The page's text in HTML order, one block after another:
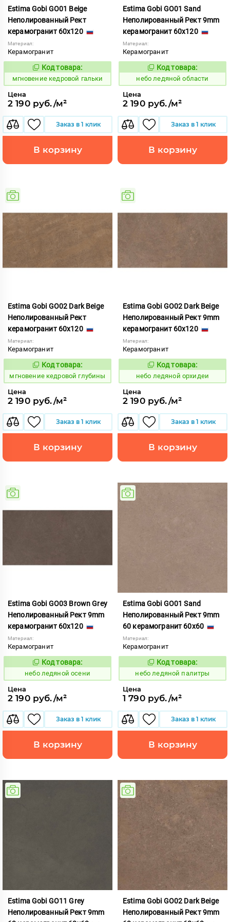
Estima Gobi GO01 Beige
Неполированный Рект
керамогранит 60x120
Материал:
Керамогранит
942265
Код товара:
мгновение кедровой гальки
Цена
2 190 руб./м²
Заказ в 1 клик
В корзину
Estima Gobi GO01 Sand
Неполированный Рект 9mm
керамогранит 60x120
Материал:
Керамогранит
1115063
Код товара:
небо ледяной области
Цена
2 190 руб./м²
Заказ в 1 клик
В корзину
Estima Gobi GO02 Dark Beige
Неполированный Рект
керамогранит 60x120
Материал:
Керамогранит
942267
Код товара:
мгновение кедровой глубины
Цена
2 190 руб./м²
Заказ в 1 клик
В корзину
Estima Gobi GO02 Dark Beige
Неполированный Рект 9mm
керамогранит 60x120
Материал:
Керамогранит
1115064
Код товара:
небо ледяной орхидеи
Цена
2 190 руб./м²
Заказ в 1 клик
В корзину
Estima Gobi GO03 Brown Grey
Неполированный Рект 9mm
керамогранит 60x120
Материал:
Керамогранит
1115065
Код товара:
небо ледяной осени
Цена
2 190 руб./м²
Заказ в 1 клик
В корзину
Estima Gobi GO01 Sand
Неполированный Рект 9mm
60 керамогранит 60x60
Материал:
Керамогранит
1115066
Код товара:
небо ледяной палитры
Цена
1 790 руб./м²
Заказ в 1 клик
В корзину
Estima Gobi GO11 Grey
Неполированный Рект 9mm
Estima Gobi GO02 Dark Beige
Неполированный Рект 9mm